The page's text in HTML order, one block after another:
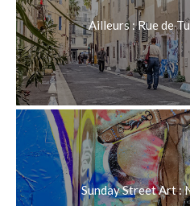
Ailleurs : Rue de
Sunday Street Art :